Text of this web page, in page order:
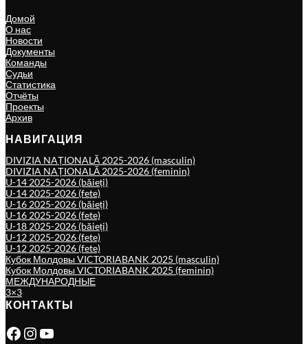
Домой
О нас
Новости
Документы
Команды
Судьи
Статистика
Отчёты
Проекты
Архив
НАВИГАЦИЯ
DIVIZIA NAȚIONALĂ 2025-2026 (masculin)
DIVIZIA NAȚIONALĂ 2025-2026 (feminin)
U-14 2025-2026 (băieți)
U-14 2025-2026 (fete)
U-16 2025-2026 (băieți)
U-16 2025-2026 (fete)
U-18 2025-2026 (băieți)
U-12 2025-2026 (fete)
U-12 2025-2026 (fete)
Кубок Молдовы VICTORIABANK 2025 (masculin)
Кубок Молдовы VICTORIABANK 2025 (feminin)
МЕЖДУНАРОДНЫЕ
3×3
КОНТАКТЫ
Facebook Instagram YouTube